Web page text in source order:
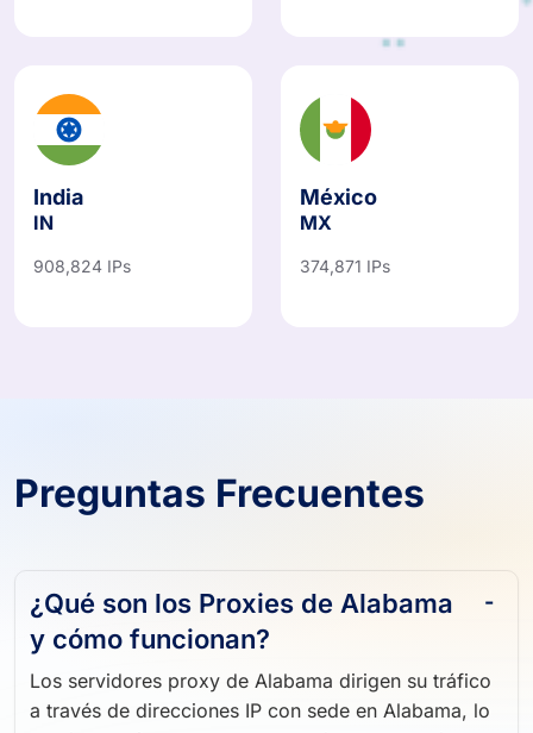
India
IN
908,824 IPs
México
MX
374,871 IPs
Preguntas Frecuentes
¿Qué son los Proxies de Alabama
y cómo funcionan?
Los servidores proxy de Alabama dirigen su tráfico
a través de direcciones IP con sede en Alabama, lo